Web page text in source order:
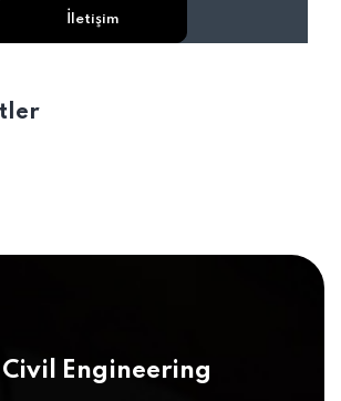
İletişim
Engineering